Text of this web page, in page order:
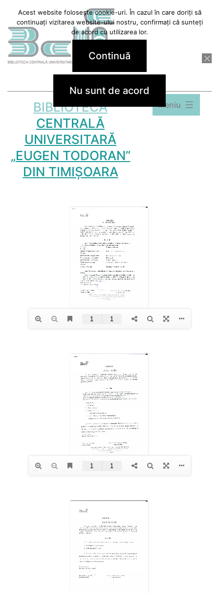
conținut
BIBLIOTECA
CENTRALĂ
UNIVERSITARĂ
„EUGEN TODORAN”
DIN TIMIȘOARA
Meniu
Acest website folosește cookie-uri. În cazul în care doriți să
continuați vizitarea website-ului nostru, confirmați că sunteți
de acord cu utilizarea lor.
Continuă
Nu sunt de acord